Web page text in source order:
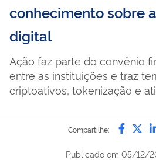
conhecimento sobre
digital
Ação faz parte do convênio
entre as instituições e traz
criptoativos, tokenização e
Compartilhe:
Publicado em 05/12/